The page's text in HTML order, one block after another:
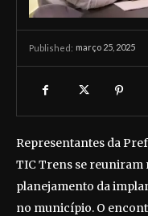
Published: março 25, 2025
Representantes da
TIC Trens se reuniram
planejamento da
no município. O